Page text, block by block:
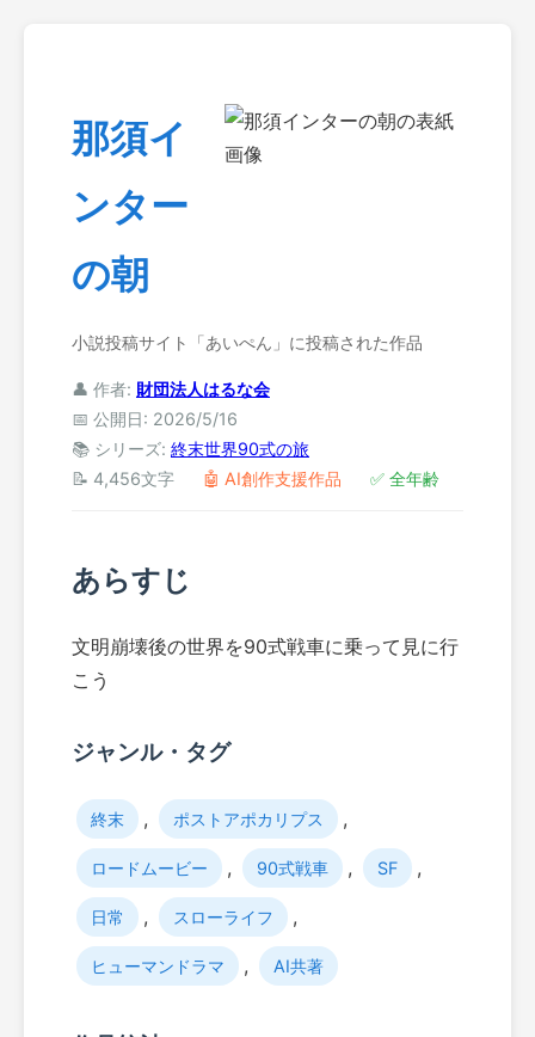
那須イ
ンター
の朝
小説投稿サイト「あいぺん」に投稿された作品
👤 作者: 財団法人はるな会
📅 公開日: 2026/5/16
📚 シリーズ: 終末世界90式の旅
📝 4,456文字
🤖 AI創作支援作品 ✅ 全年齢
あらすじ
文明崩壊後の世界を90式戦車に乗って見に行
こう
ジャンル・タグ
終末 , ポストアポカリプス ,
ロードムービー , 90式戦車 , SF ,
日常 , スローライフ ,
ヒューマンドラマ , AI共著